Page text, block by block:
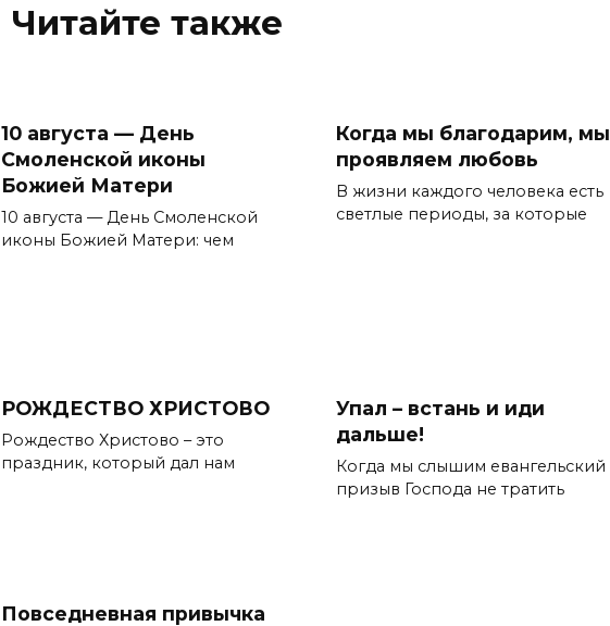
Читайте также
10 августа — День
Смоленской иконы
Божией Матери
10 августа — День Смоленской
иконы Божией Матери: чем
Когда мы благодарим, мы
проявляем любовь
В жизни каждого человека есть
светлые периоды, за которые
РОЖДЕСТВО ХРИСТОВО
Рождество Христово – это
праздник, который дал нам
Упал – встань и иди
дальше!
Когда мы слышим евангельский
призыв Господа не тратить
Повседневная привычка